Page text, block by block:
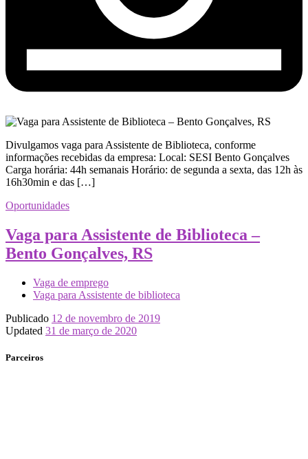
Divulgamos vaga para Assistente de Biblioteca, conforme
informações recebidas da empresa: Local: SESI Bento Gonçalves
Carga horária: 44h semanais Horário: de segunda a sexta, das 12h às
16h30min e das […]
Oportunidades
Vaga para Assistente de Biblioteca –
Bento Gonçalves, RS
Vaga de emprego
Vaga para Assistente de biblioteca
Publicado 12 de novembro de 2019
Updated 31 de março de 2020
Parceiros